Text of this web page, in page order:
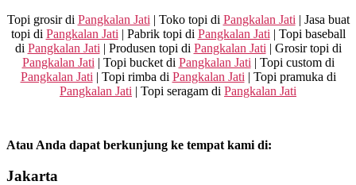
Topi grosir di Pangkalan Jati | Toko topi di Pangkalan Jati | Jasa buat
topi di Pangkalan Jati | Pabrik topi di Pangkalan Jati | Topi baseball
di Pangkalan Jati | Produsen topi di Pangkalan Jati | Grosir topi di
Pangkalan Jati | Topi bucket di Pangkalan Jati | Topi custom di
Pangkalan Jati | Topi rimba di Pangkalan Jati | Topi pramuka di
Pangkalan Jati | Topi seragam di Pangkalan Jati
Atau Anda dapat berkunjung ke tempat kami di:
Jakarta